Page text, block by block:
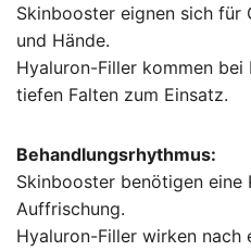
Skinbooster eignen sich für
und Hände.
Hyaluron-Filler kommen bei
tiefen Falten zum Einsatz.
Behandlungsrhythmus:
Skinbooster benötigen eine
Auffrischung.
Hyaluron-Filler wirken nach